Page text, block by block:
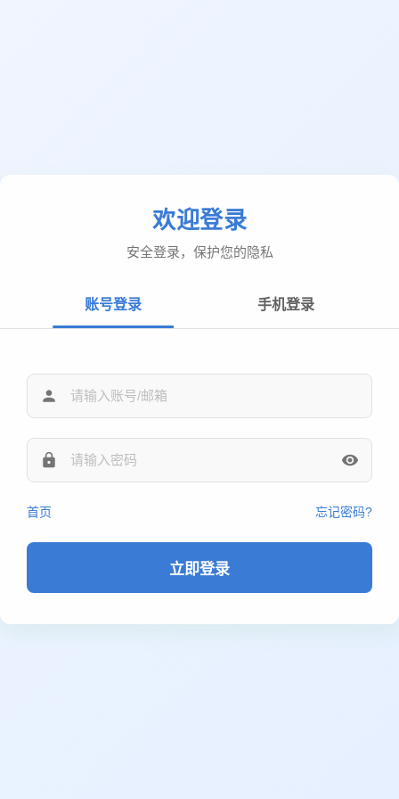
欢迎登录
安全登录，保护您的隐私
账号登录 手机登录
首页 忘记密码?
立即登录